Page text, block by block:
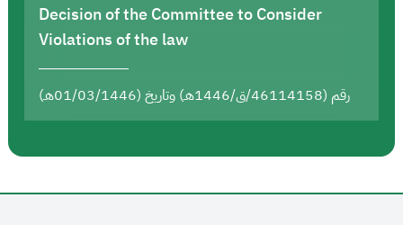
Decision of the Committee to Consider
Violations of the law
رقم (46114158/ق/1446هـ) وتاريخ (01/03/1446هـ)